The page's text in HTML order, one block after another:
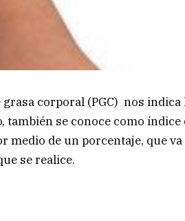
corporal (PGC) nos
también se conoce como
medio de un porcentaje, que
se realice.